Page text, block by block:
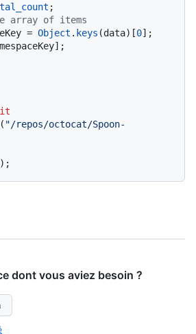
;
array of items
= Object . keys (data)[0];
( "/repos/octocat/Spoon-
dont vous aviez besoin ?